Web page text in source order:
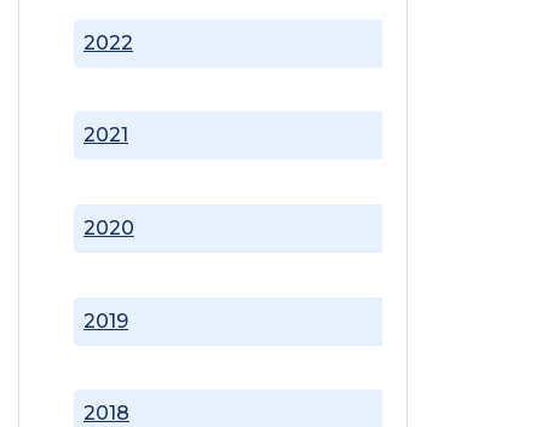
2018
2019
2020
2021
2022